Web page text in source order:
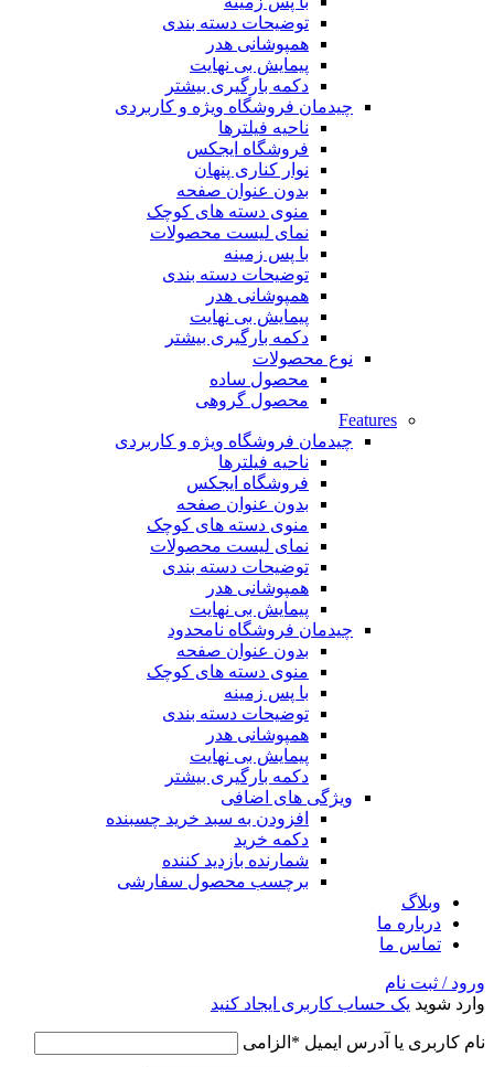
توضیحات دسته بندی
همپوشانی هدر
پیمایش بی نهایت
دکمه بارگیری بیشتر
چیدمان فروشگاه ویژه و کاربردی
ناحیه فیلترها
فروشگاه ایجکس
نوار کناری پنهان
بدون عنوان صفحه
منوی دسته های کوچک
نمای لیست محصولات
با پس زمینه
توضیحات دسته بندی
همپوشانی هدر
پیمایش بی نهایت
دکمه بارگیری بیشتر
نوع محصولات
محصول ساده
محصول گروهی
Features
چیدمان فروشگاه ویژه و کاربردی
ناحیه فیلترها
فروشگاه ایجکس
بدون عنوان صفحه
منوی دسته های کوچک
نمای لیست محصولات
توضیحات دسته بندی
همپوشانی هدر
پیمایش بی نهایت
چیدمان فروشگاه نامحدود
بدون عنوان صفحه
منوی دسته های کوچک
با پس زمینه
توضیحات دسته بندی
همپوشانی هدر
پیمایش بی نهایت
دکمه بارگیری بیشتر
ویژگی های اضافی
افزودن به سبد خرید چسبنده
دکمه خرید
شمارنده بازدید کننده
برچسب محصول سفارشی
وبلاگ
درباره ما
تماس ما
ورود / ثبت نام
وارد شوید یک حساب کاربری ایجاد کنید
نام کاربری یا آدرس ایمیل * الزامی